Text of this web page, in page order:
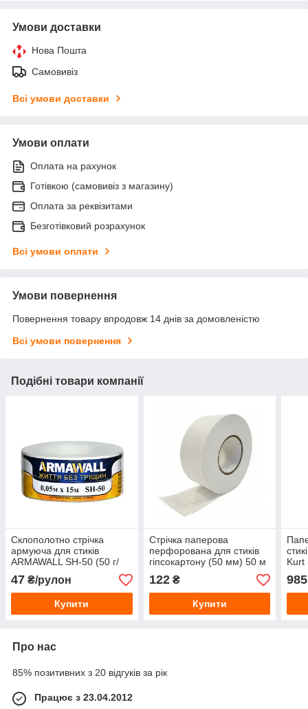
Умови доставки
Нова Пошта
Самовивіз
Всі умови доставки
Умови оплати
Оплата на рахунок
Готівкою (самовивіз з магазину)
Оплата за реквізитами
Безготівковий розрахунок
Всі умови оплати
Умови повернення
Повернення товару впродовж 14 днів за домовленістю
Всі умови повернення
Подібні товари компанії
Склополотно стрічка
армуюча для стиків
ARMAWALL SH-50 (50 г/
кв.м) 50 мм, 15 м
47 ₴/рулон
Купити
Стрічка паперова
перфорована для стиків
гіпсокартону (50 мм) 50 м
122₴
Купити
985
Про нас
85% позитивних з 20 відгуків за рік
Працює з 23.04.2012